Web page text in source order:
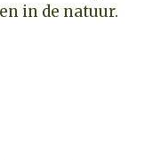
in de natuur.